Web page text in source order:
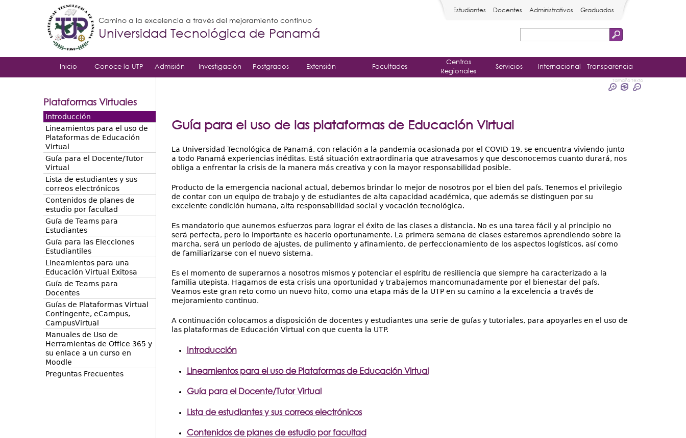
de
Estudiantes Docentes Administrativos Graduados
Camino a la excelencia a través del mejoramiento continuo
Universidad Tecnológica de Panamá
Inicio Conoce la UTP Admisión Investigación Postgrados Extensión Facultades
Centros
Regionales
Servicios Internacional Transparencia
Tamaño Texto
Guía para el uso de las plataformas de Educación Virtual
La Universidad Tecnológica de Panamá, con relación a la pandemia ocasionada por el COVID-19, se encuentra viviendo junto
a todo Panamá experiencias inéditas. Está situación extraordinaria que atravesamos y que desconocemos cuanto durará, nos
obliga a enfrentar la crisis de la manera más creativa y con la mayor responsabilidad posible.
Producto de la emergencia nacional actual, debemos brindar lo mejor de nosotros por el bien del país. Tenemos el privilegio
de contar con un equipo de trabajo y de estudiantes de alta capacidad académica, que además se distinguen por su
excelente condición humana, alta responsabilidad social y vocación tecnológica.
Es mandatorio que aunemos esfuerzos para lograr el éxito de las clases a distancia. No es una tarea fácil y al principio no
será perfecta, pero lo importante es hacerlo oportunamente. La primera semana de clases estaremos aprendiendo sobre la
marcha, será un período de ajustes, de pulimento y afinamiento, de perfeccionamiento de los aspectos logísticos, así como
de familiarizarse con el nuevo sistema.
Es el momento de superarnos a nosotros mismos y potenciar el espíritu de resiliencia que siempre ha caracterizado a la
familia utepista. Hagamos de esta crisis una oportunidad y trabajemos mancomunadamente por el bienestar del país.
Veamos este gran reto como un nuevo hito, como una etapa más de la UTP en su camino a la excelencia a través de
mejoramiento continuo.
A continuación colocamos a disposición de docentes y estudiantes una serie de guías y tutoriales, para apoyarles en el uso de
las plataformas de Educación Virtual con que cuenta la UTP.
Introducción
Lineamientos para el uso de Plataformas de Educación Virtual
Guía para el Docente/Tutor Virtual
Lista de estudiantes y sus correos electrónicos
Contenidos de planes de estudio por facultad
Plataformas Virtuales
Introducción
Lineamientos para el uso de
Plataformas de Educación
Virtual
Guía para el Docente/Tutor
Virtual
Lista de estudiantes y sus
correos electrónicos
Contenidos de planes de
estudio por facultad
Guía de Teams para
Estudiantes
Guía para las Elecciones
Estudiantiles
Lineamientos para una
Educación Virtual Exitosa
Guía de Teams para
Docentes
Guías de Plataformas Virtual
Contingente, eCampus,
CampusVirtual
Manuales de Uso de
Herramientas de Office 365 y
su enlace a un curso en
Moodle
Preguntas Frecuentes